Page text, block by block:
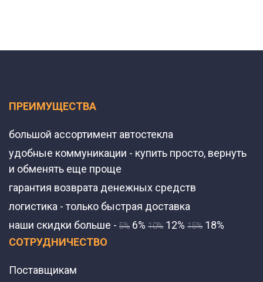
ПРЕИМУЩЕСТВА
большой ассортимент автостекла
удобные коммуникации - купить просто, вернуть
и обменять еще проще
гарантия возврата денежных средств
логистика - только быстрая доставка
наши скидки больше - 5% 6% 10% 12% 15% 18%
СОТРУДНИЧЕСТВО
Поставщикам